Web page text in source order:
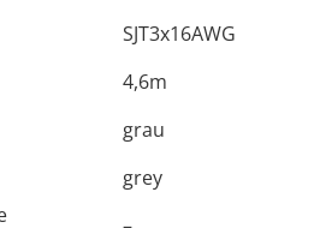
SJT3x16AWG
4,6m
grau
grey